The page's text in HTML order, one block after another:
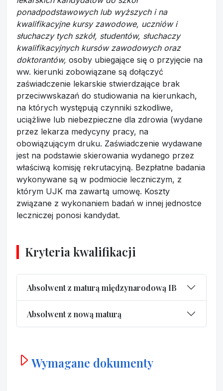
ponadpodstawowych lub wyższych i na
kwalifikacyjne kursy zawodowe, uczniów i
słuchaczy tych szkół, studentów, słuchaczy
kwalifikacyjnych kursów zawodowych oraz
doktorantów, osoby ubiegające się o przyjęcie na
ww. kierunki zobowiązane są dołączyć
zaświadczenie lekarskie stwierdzające brak
przeciwwskazań do studiowania na kierunkach,
na których występują czynniki szkodliwe,
uciążliwe lub niebezpieczne dla zdrowia (wydane
przez lekarza medycyny pracy, na
obowiązującym druku. Zaświadczenie wydawane
jest na podstawie skierowania wydanego przez
właściwą komisję rekrutacyjną. Bezpłatne badania
wykonywane są w podmiocie leczniczym, z
którym UJK ma zawartą umowę. Koszty
związane z wykonaniem badań w innej jednostce
leczniczej ponosi kandydat.
Kryteria kwalifikacji
Absolwent z maturą międzynarodową IB
Absolwent z nową maturą
Wymagane dokumenty